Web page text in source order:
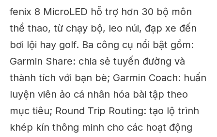
fenix 8 MicroLED hỗ trợ hơn 30 bộ môn
thể thao, từ chạy bộ, leo núi, đạp xe đến
bơi lội hay golf. Ba công cụ nổi bật gồm:
Garmin Share: chia sẻ tuyến đường và
thành tích với bạn bè; Garmin Coach: huấn
luyện viên ảo cá nhân hóa bài tập theo
mục tiêu; Round Trip Routing: tạo lộ trình
khép kín thông minh cho các hoạt động